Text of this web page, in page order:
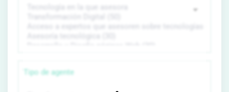
Tipo de agente